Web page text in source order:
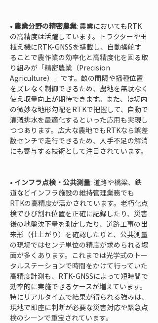
• 農業分野の精密農業: 農業においてもRTK
の高精度は活躍しています。トラクターや田
植え機にRTK-GNSSを搭載し、自動操舵す
ることで農作業の効率化と高精度化を図る取
り組みが「精密農業（Precision
Agriculture）」です。畝の間隔や播種位置
をズレなく制御できるため、農地を無駄なく
使え収量向上が期待できます。また、ほ場内
の微妙な地形勾配をRTKで把握して、自動で
灌漑排水を最適化するといった応用も実現し
つつあります。広大な農地でもRTKなら誤差
数センチで走行できるため、人手不足の解消
にも寄与する技術として注目されています。
• インフラ点検・公共測量: 道路や橋梁、鉄
道などインフラ施設の維持管理業務でも
RTKの高精度が活かされています。老朽化点
検でひび割れ位置を正確に記録したり、災害
後の地盤沈下量を測定したり、道路工事の出
来形（仕上がり）を確認したりと、公共測量
の現場ではセンチ単位の精度が求められる場
面が多くあります。これまでは光学式のトー
タルステーションで時間をかけて行っていた
高精度計測も、RTK-GNSSによって短時間で
効率的に実施できるケースが増えています。
特にリアルタイムで結果が得られる強みは、
現地で即座に判断が必要な災害対応や緊急点
検のシーンで重宝されています。